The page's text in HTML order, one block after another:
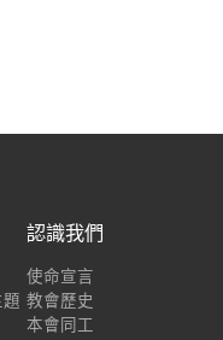
題
認識我們
使命宣言
教會歷史
本會同工